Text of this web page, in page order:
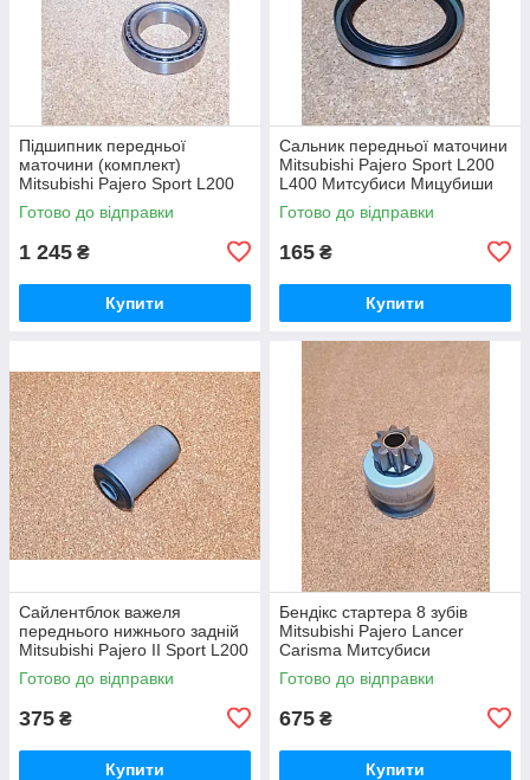
Підшипник передньої
маточини (комплект)
Mitsubishi Pajero Sport L200
L400 Митсубиси Мицубиши
Мітсубісі Паджеро Спорт
Готово до відправки
1 245 ₴
Купити
Сальник передньої маточини
Mitsubishi Pajero Sport L200
L400 Митсубиси Мицубиши
Мітсубісі Паджеро Спорт
Л200 Л400
Готово до відправки
165 ₴
Купити
Сайлентблок важеля
переднього нижнього задній
Mitsubishi Pajero ІІ Sport L200
Митсубиси Мицубиши
Мітсубісі Паджеро 2 Спорт
Готово до відправки
375 ₴
Купити
Бендікс стартера 8 зубів
Mitsubishi Pajero Lancer
Carisma Митсубиси
Мицубиши Мітсубісі Паджеро
Лансер Карізма Каризма
Готово до відправки
675 ₴
Купити